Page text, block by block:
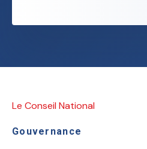
Le Conseil National
Gouvernance